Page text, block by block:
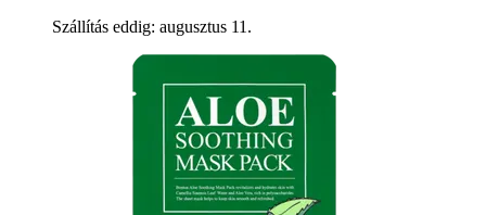
Szállítás eddig: augusztus 11.